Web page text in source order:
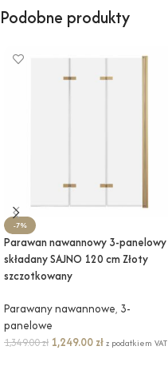
Podobne produkty
-7%
Parawan nawannowy 3-panelowy
składany SAJNO 120 cm Złoty
szczotkowany
Parawany nawannowe, 3-
panelowe
1,349.00zł 1,249.00 złz podatkiem VAT